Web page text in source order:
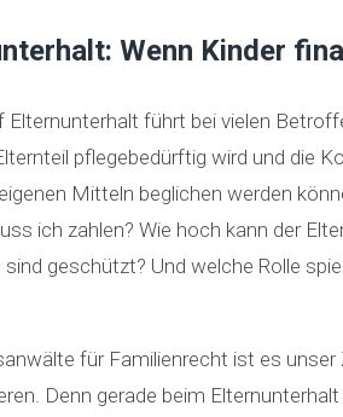
Wenn Kinder
Elternunterhalt führt bei vielen
pflegebedürftig wird und die
Mitteln beglichen werden
ich zahlen? Wie hoch kann der
geschützt? Und welche Rolle
für Familienrecht ist es
Denn gerade beim